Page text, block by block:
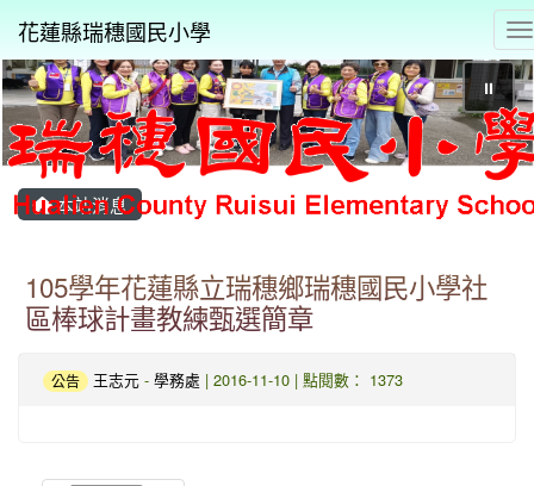
花蓮縣瑞穗國民小學
⏸
本站消息
105學年花蓮縣立瑞穗鄉瑞穗國民小學社
區棒球計畫教練甄選簡章
公告 王志元 - 學務處 | 2016-11-10 | 點閱數： 1373